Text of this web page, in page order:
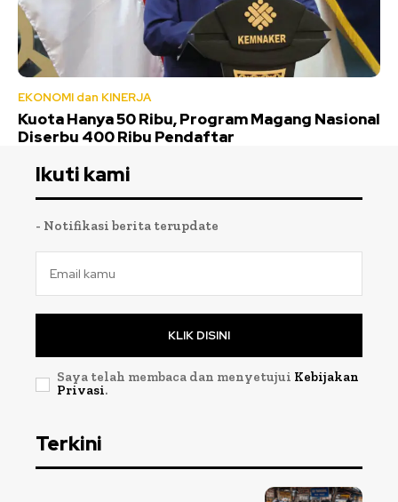
EKONOMI dan KINERJA
Kuota Hanya 50 Ribu, Program Magang Nasional
Diserbu 400 Ribu Pendaftar
Ikuti kami
- Notifikasi berita terupdate
KLIK DISINI
Saya telah membaca dan menyetujui Kebijakan
Privasi.
Terkini